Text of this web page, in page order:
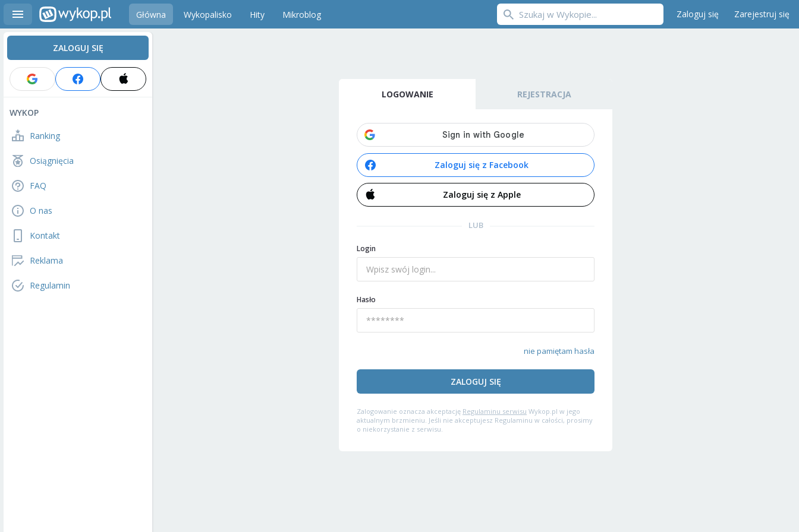
Główna Wykopalisko Hity Mikroblog Zaloguj się Zarejestruj się
ZALOGUJ SIĘ
WYKOP
Ranking
Osiągnięcia
FAQ
O nas
Kontakt
Reklama
Regulamin
LOGOWANIE REJESTRACJA
Zaloguj się z Facebook
Zaloguj się z Apple
LUB
Login
Hasło
nie pamiętam hasła
ZALOGUJ SIĘ
Zalogowanie oznacza akceptację Regulaminu serwisu Wykop.pl w jego
aktualnym brzmieniu. Jeśli nie akceptujesz Regulaminu w całości, prosimy
o niekorzystanie z serwisu.